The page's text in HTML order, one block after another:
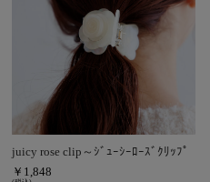
juicy rose clip～ｼﾞｭｰｼｰﾛｰｽﾞｸﾘｯﾌﾟ
￥1,848